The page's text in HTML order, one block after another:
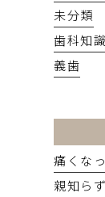
未分類
歯科知
義歯
親知ら